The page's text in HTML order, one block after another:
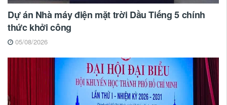
Dự án Nhà máy điện mặt trời Dầu Tiếng 5 chính
thức khởi công
05/08/2026